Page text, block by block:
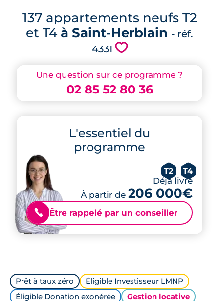
Une question sur ce programme ?
02 85 52 80 36
L'essentiel du
programme
T2 T4
Déjà livré
À partir de 206 000€
📞 Être rappelé par un conseiller
137 appartements neufs T2
et T4 à Saint-Herblain - réf.
4331 💗
Prêt à taux zéro
Éligible Investisseur LMNP
Éligible Donation exonérée
Gestion locative